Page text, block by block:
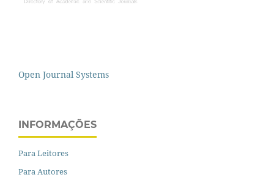
Open Journal Systems
INFORMAÇÕES
Para Leitores
Para Autores